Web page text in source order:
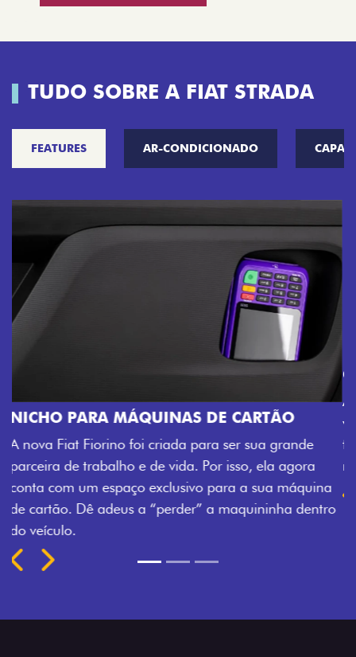
TUDO SOBRE A FIAT STRADA
FEATURES AR-CONDICIONADO
dentro
CHAVE COM TELECOMANDO
Agora, a chave da sua nova Fiorino pode abrir o
veículo também à distância, e não mais
fechadura. São detalhes como esse que trazem
mais fluidez para o seu dia de trabalho.
Previous